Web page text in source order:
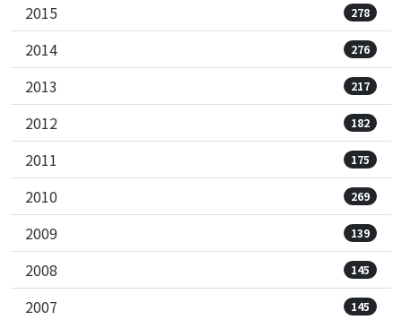
2015 278
2014 276
2013 217
2012 182
2011 175
2010 269
2009 139
2008 145
2007 145